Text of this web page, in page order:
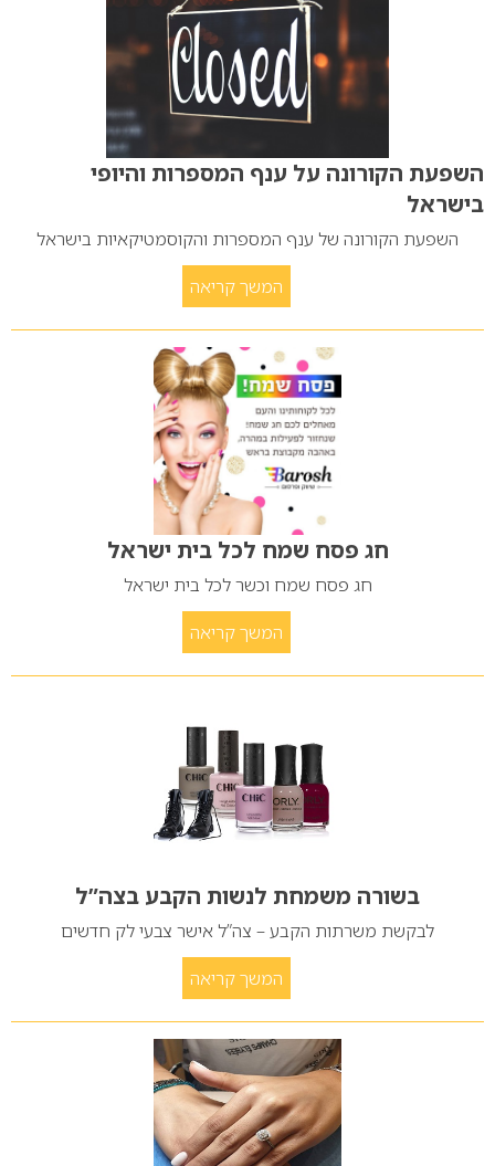
השפעת הקורונה על ענף המספרות והיופי
בישראל
השפעת הקורונה של ענף המספרות והקוסמטיקאיות בישראל
המשך קריאה
חג פסח שמח לכל בית ישראל
חג פסח שמח וכשר לכל בית ישראל
המשך קריאה
בשורה משמחת לנשות הקבע בצה”ל
לבקשת משרתות הקבע – צה”ל אישר צבעי לק חדשים
המשך קריאה